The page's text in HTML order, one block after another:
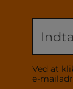
Ved at
e-